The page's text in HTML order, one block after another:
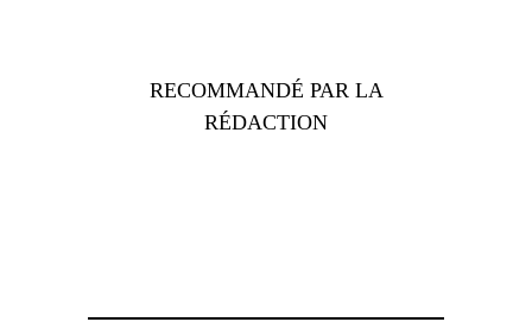
RECOMMANDÉ PAR LA
RÉDACTION